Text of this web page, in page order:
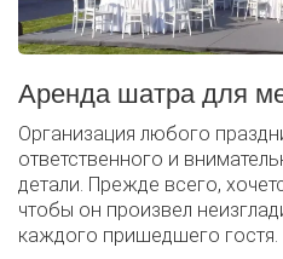
Аренда шатра для
Организация любого
ответственного и
детали. Прежде всего,
чтобы он произвел
каждого пришедшего гостя.